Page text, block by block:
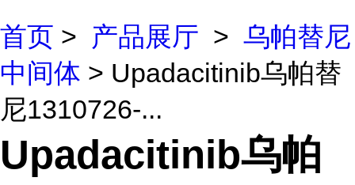
首页 > 产品展厅 > 乌帕替尼
中间体 > Upadacitinib乌帕替
尼1310726-...
Upadacitinib乌帕